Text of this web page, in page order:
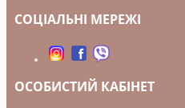
СОЦІАЛЬНІ МЕРЕЖІ
ОСОБИСТИЙ КАБІНЕТ